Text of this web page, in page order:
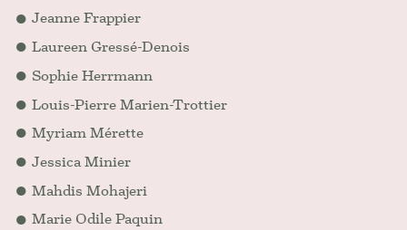
Jeanne Frappier
Laureen Gressé-Denois
Sophie Herrmann
Louis-Pierre Marien-Trottier
Myriam Mérette
Jessica Minier
Mahdis Mohajeri
Marie Odile Paquin